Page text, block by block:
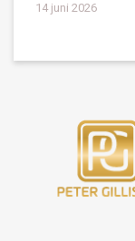
14 juni 2026